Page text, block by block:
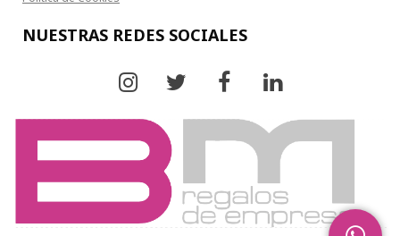
NUESTRAS REDES SOCIALES